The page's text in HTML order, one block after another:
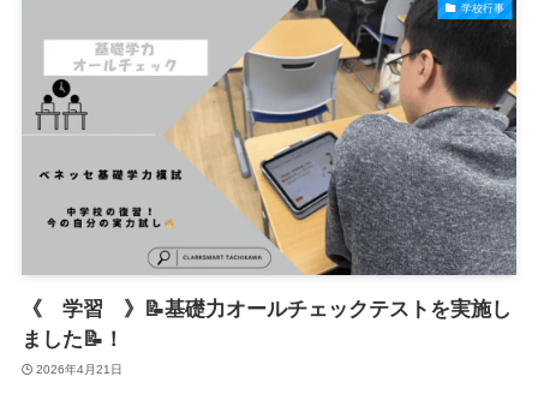
学校行事
《 学習 》📝基礎力オールチェックテストを実施し
ました📝！
2026年4月21日